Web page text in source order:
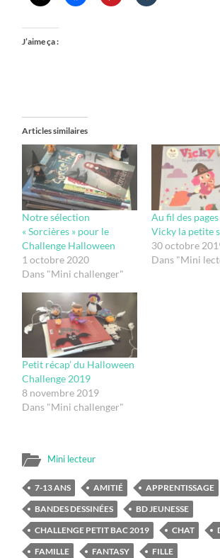
J’aime ça :
Articles similaires
Notre sélection
« Sorcières » pour le
Challenge Halloween
1 octobre 2020
Dans "Mini challenger"
Au fil des pages
Vicky la petite
30 octobre
Dans "Mini
Petit récap’ du Halloween
Challenge 2019
8 novembre 2019
Dans "Mini challenger"
Mini lecteur
7-13 ANS AMITIÉ
APPRENTISSAGE
BANDES DESSINÉES
BD JEUNESSE
CHALLENGE PETIT BAC 2019
CHAT
FAMILLE
FANTASY
FILLE